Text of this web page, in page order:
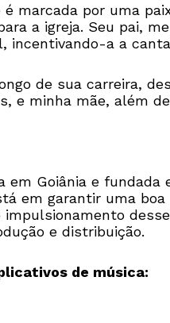
marcada por uma
a igreja. Seu pai,
a a
de sua carreira,
e minha mãe, além
em Goiânia e
em garantir uma
e distribuição.
de música: